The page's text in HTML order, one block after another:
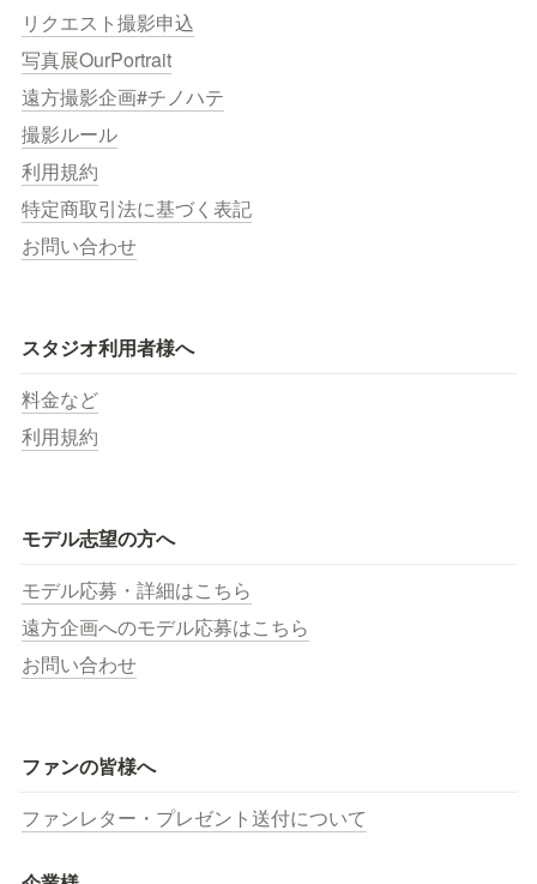
リクエスト撮影申込
写真展OurPortrait
遠方撮影企画#チノハテ
撮影ルール
利用規約
特定商取引法に基づく表記
お問い合わせ
スタジオ利用者様へ
料金など
利用規約
モデル志望の方へ
モデル応募・詳細はこちら
遠方企画へのモデル応募はこちら
お問い合わせ
ファンの皆様へ
ファンレター・プレゼント送付について